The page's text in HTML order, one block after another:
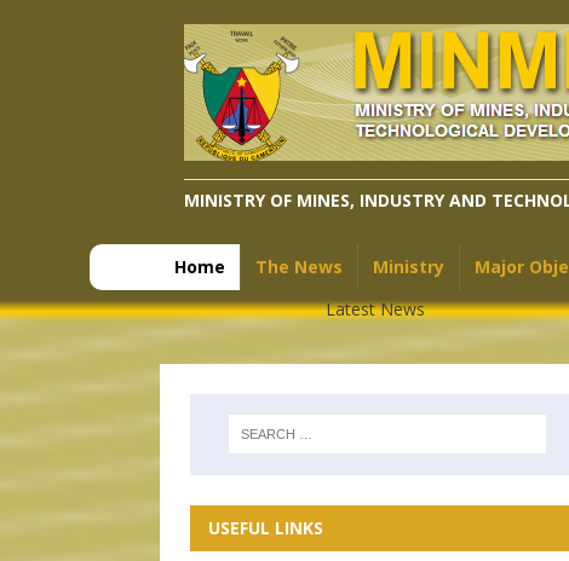
MINISTRY OF MINES, INDUSTRY AND
Home The News Ministry Major
Latest News
USEFUL LINKS